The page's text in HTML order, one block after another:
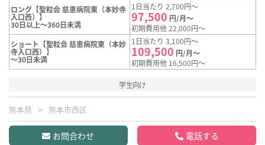
ロング【聖粒会 慈恵病院東（本妙寺
入口西）】
30日以上～360日未満
1日当たり 2,700円～
97,500 円/月～
初期費用他 22,000円～
ショート【聖粒会 慈恵病院東（本妙
寺入口西）】
～30日未満
1日当たり 3,100円～
109,500 円/月～
初期費用他 16,500円～
学生向け
熊本県 熊本市西区
お問合わせ 電話する